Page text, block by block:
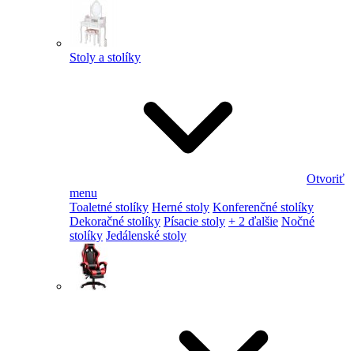
Stoly a stolíky
Otvoriť
menu
Toaletné stolíky Herné stoly Konferenčné stolíky
Dekoračné stolíky Písacie stoly + 2 ďalšie Nočné
stolíky Jedálenské stoly